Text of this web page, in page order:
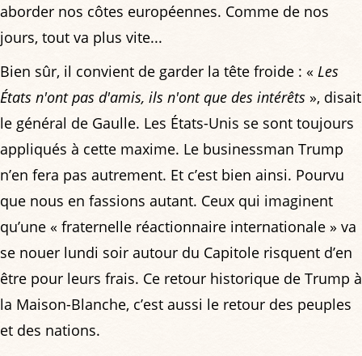
aborder nos côtes européennes. Comme de nos
jours, tout va plus vite...
Bien sûr, il convient de garder la tête froide : « Les
États n'ont pas d'amis, ils n'ont que des intérêts », disait
le général de Gaulle. Les États-Unis se sont toujours
appliqués à cette maxime. Le businessman Trump
n’en fera pas autrement. Et c’est bien ainsi. Pourvu
que nous en fassions autant. Ceux qui imaginent
qu’une « fraternelle réactionnaire internationale » va
se nouer lundi soir autour du Capitole risquent d’en
être pour leurs frais. Ce retour historique de Trump à
la Maison-Blanche, c’est aussi le retour des peuples
et des nations.